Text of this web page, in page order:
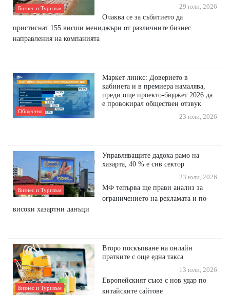
Бизнес и Туризъм 29 юли, 2026
Очаква се за събитието да
пристигнат 155 висши мениджъри от различните бизнес
направления на компанията
Общество
Маркет линкс: Доверието в
кабинета и в премиера намалява,
преди още проекто-бюджет 2026 да
е провокирал обществен отзвук
23 юли, 2026
Бизнес и Туризъм
Управляващите дадоха рамо на
хазарта, 40 % е сив сектор
23 юли, 2026
МФ тепърва ще прави анализ за
ограничението на рекламата и по-
високи хазартни данъци
Бизнес и Туризъм
Второ поскъпване на онлайн
пратките с още една такса
13 юли, 2026
Европейският съюз с нов удар по
китайските сайтове